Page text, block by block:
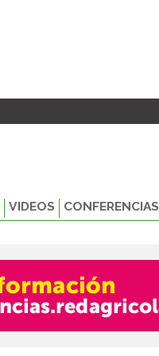
VIDEOS CONFERENCIAS